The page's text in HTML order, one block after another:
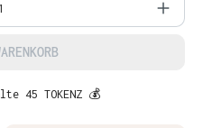
45 TOKENZ 💰